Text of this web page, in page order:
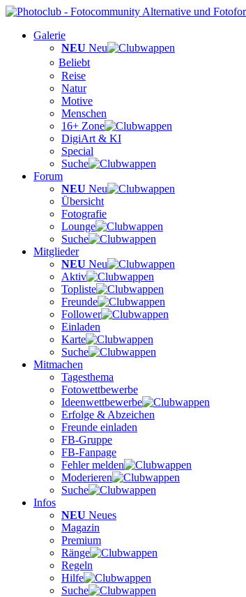
Galerie
NEU Neu
Beliebt
Reise
Natur
Motive
Menschen
16+ Zone
DigiArt & KI
Special
Suche
Forum
NEU Neu
Übersicht
Fotografie
Lounge
Suche
Mitglieder
NEU Neu
Aktiv
Topliste
Freunde
Follower
Einladen
Karte
Suche
Mitmachen
Tagesthema
Fotowettbewerbe
Ideenwettbewerbe
Erfolge & Abzeichen
Freunde einladen
FB-Gruppe
FB-Fanpage
Fehler melden
Moderieren
Suche
Infos
NEU Neues
Magazin
Premium
Ränge
Regeln
Hilfe
Suche